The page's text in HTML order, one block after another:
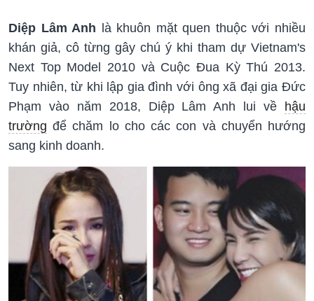
Diệp Lâm Anh là khuôn mặt quen thuộc với nhiều
khán giả, cô từng gây chú ý khi tham dự Vietnam's
Next Top Model 2010 và Cuộc Đua Kỳ Thú 2013.
Tuy nhiên, từ khi lập gia đình với ông xã đại gia Đức
Phạm vào năm 2018, Diệp Lâm Anh lui về hậu
trường để chăm lo cho các con và chuyển hướng
sang kinh doanh.